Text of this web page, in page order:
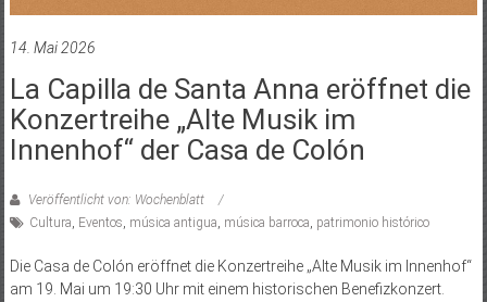
14. Mai 2026
La Capilla de Santa Anna eröffnet die
Konzertreihe „Alte Musik im
Innenhof“ der Casa de Colón
Veröffentlicht von: Wochenblatt
Cultura, Eventos, música antigua, música barroca, patrimonio histórico
Die Casa de Colón eröffnet die Konzertreihe „Alte Musik im Innenhof“
am 19. Mai um 19:30 Uhr mit einem historischen Benefizkonzert.